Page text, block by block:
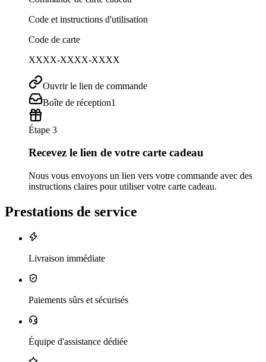
Code et instructions d'utilisation
Code de carte
XXXX-XXXX-XXXX
Ouvrir le lien de commande
Boîte de réception1
Étape 3
Recevez le lien de votre carte cadeau
Nous vous envoyons un lien vers votre commande avec des
instructions claires pour utiliser votre carte cadeau.
Prestations de service
Livraison immédiate
Paiements sûrs et sécurisés
Équipe d'assistance dédiée